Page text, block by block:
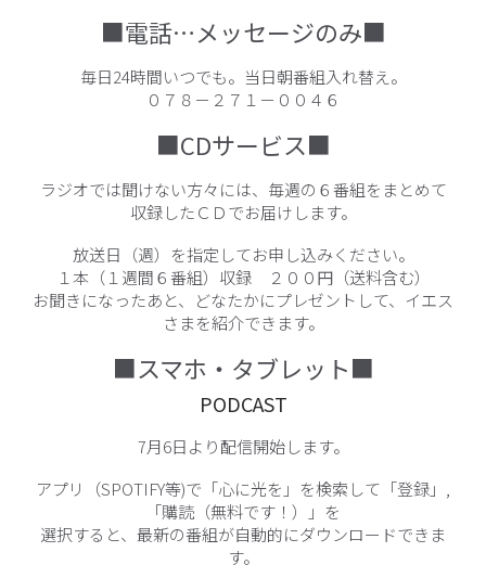
■電話…メッセージのみ■
毎日24時間いつでも。当日朝番組入れ替え。
０７８－２７１－００４６
■CDサービス■
ラジオでは聞けない方々には、毎週の６番組をまとめて
収録したＣＤでお届けします。
放送日（週）を指定してお申し込みください。
１本（１週間６番組）収録 ２００円（送料含む）
お聞きになったあと、どなたかにプレゼントして、イエス
さまを紹介できます。
■スマホ・タブレット■
PODCAST
7月6日より配信開始します。
アプリ（SPOTIFY等)で「心に光を」を検索して「登録」,
「購読（無料です！）」を
選択すると、最新の番組が自動的にダウンロードできま
す。